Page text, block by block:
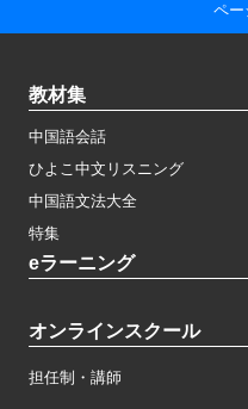
ペー
教材集
中国語会話
ひよこ中文リスニング
中国語文法大全
特集
eラーニング
オンラインスクール
担任制・講師